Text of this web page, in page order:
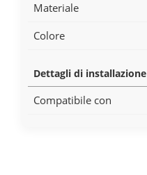
Materiale
Colore
Dettagli di installazione
Compatibile con